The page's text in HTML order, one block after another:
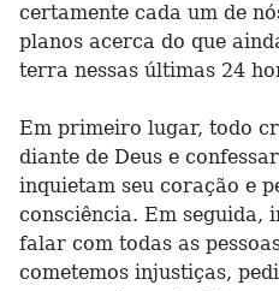
certamente cada um de
planos acerca do que
terra nessas últimas 24
Em primeiro lugar, todo
diante de Deus e
inquietam seu coração e
consciência. Em seguida,
falar com todas as
cometemos injustiças,